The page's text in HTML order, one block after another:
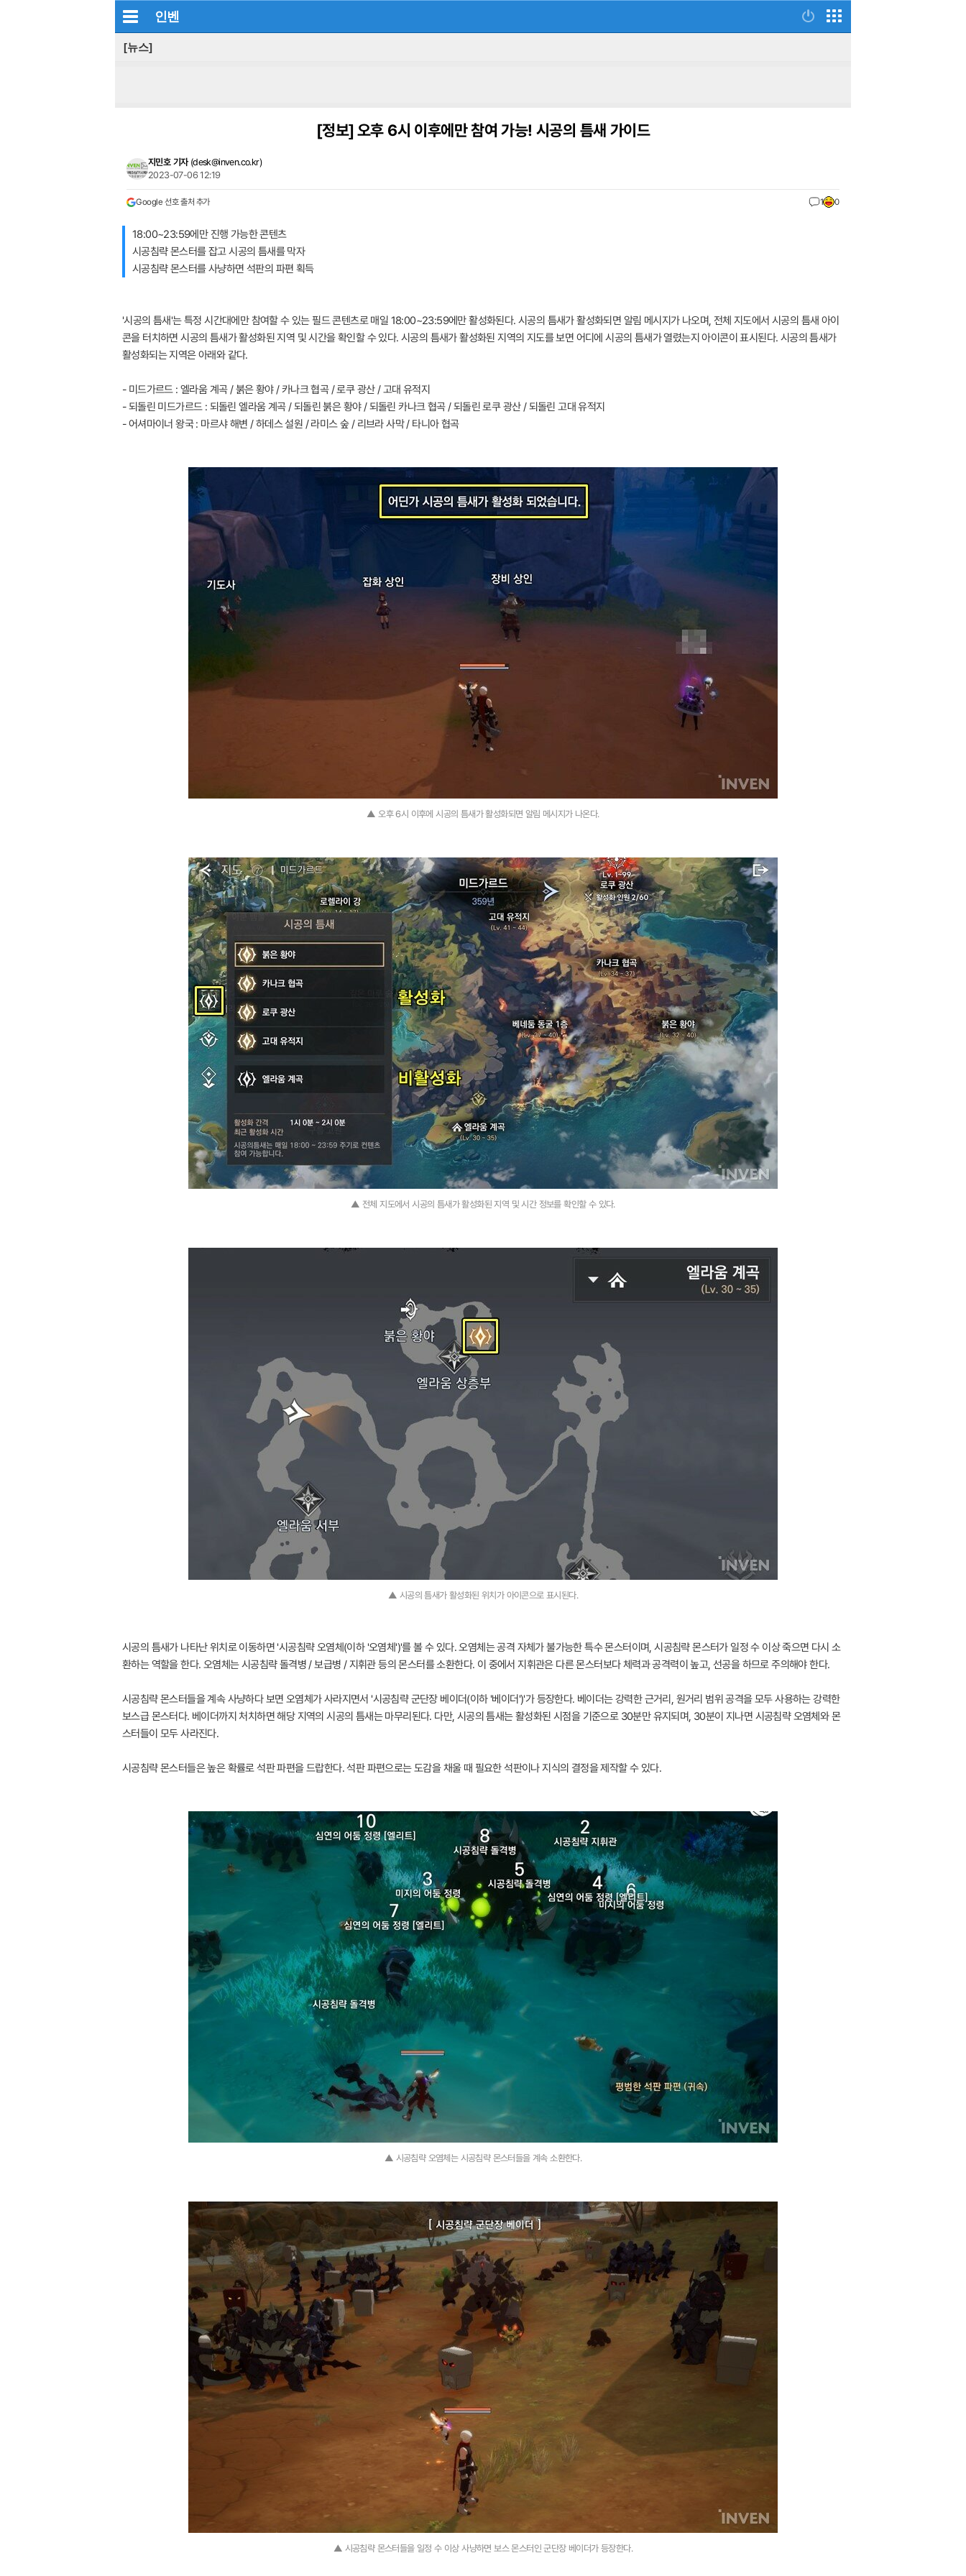
인벤
[뉴스]
[정보]오후 6시 이후에만 참여 가능! 시공의 틈새 가이드
지민호 기자 (desk@inven.co.kr)
2023-07-06 12:19
Google 선호 출처 추가 1 0
18:00~23:59에만 진행 가능한 콘텐츠
시공침략 몬스터를 잡고 시공의 틈새를 막자
시공침략 몬스터를 사냥하면 석판의 파편 획득
'시공의 틈새'는 특정 시간대에만 참여할 수 있는 필드 콘텐츠로 매일 18:00~23:59에만 활성화된다. 시공의 틈새가 활성화되면 알림 메시지가 나오며, 전체 지도에서 시공의 틈새 아이
콘을 터치하면 시공의 틈새가 활성화된 지역 및 시간을 확인할 수 있다. 시공의 틈새가 활성화된 지역의 지도를 보면 어디에 시공의 틈새가 열렸는지 아이콘이 표시된다. 시공의 틈새가
활성화되는 지역은 아래와 같다.
- 미드가르드 : 엘라움 계곡 / 붉은 황야 / 카나크 협곡 / 로쿠 광산 / 고대 유적지
- 되돌린 미드가르드 : 되돌린 엘라움 계곡 / 되돌린 붉은 황야 / 되돌린 카나크 협곡 / 되돌린 로쿠 광산 / 되돌린 고대 유적지
- 어셔마이너 왕국 : 마르샤 해변 / 하데스 설원 / 라미스 숲 / 리브라 사막 / 타니아 협곡
▲ 오후 6시 이후에 시공의 틈새가 활성화되면 알림 메시지가 나온다.
▲ 전체 지도에서 시공의 틈새가 활성화된 지역 및 시간 정보를 확인할 수 있다.
▲ 시공의 틈새가 활성화된 위치가 아이콘으로 표시된다.
시공의 틈새가 나타난 위치로 이동하면 '시공침략 오염체(이하 '오염체')'를 볼 수 있다. 오염체는 공격 자체가 불가능한 특수 몬스터이며, 시공침략 몬스터가 일정 수 이상 죽으면 다시 소
환하는 역할을 한다. 오염체는 시공침략 돌격병 / 보급병 / 지휘관 등의 몬스터를 소환한다. 이 중에서 지휘관은 다른 몬스터보다 체력과 공격력이 높고, 선공을 하므로 주의해야 한다.
시공침략 몬스터들을 계속 사냥하다 보면 오염체가 사라지면서 '시공침략 군단장 베이더(이하 '베이더')'가 등장한다. 베이더는 강력한 근거리, 원거리 범위 공격을 모두 사용하는 강력한
보스급 몬스터다. 베이더까지 처치하면 해당 지역의 시공의 틈새는 마무리된다. 다만, 시공의 틈새는 활성화된 시점을 기준으로 30분만 유지되며, 30분이 지나면 시공침략 오염체와 몬
스터들이 모두 사라진다.
시공침략 몬스터들은 높은 확률로 석판 파편을 드랍한다. 석판 파편으로는 도감을 채울 때 필요한 석판이나 지식의 결정을 제작할 수 있다.
▲ 시공침략 오염체는 시공침략 몬스터들을 계속 소환한다.
▲ 시공침략 몬스터들을 일정 수 이상 사냥하면 보스 몬스터인 군단장 베이더가 등장한다.